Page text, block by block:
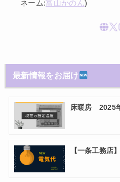
ネーム:富山かのん)
最新情報をお届け
床暖房 2025
【一条工務店